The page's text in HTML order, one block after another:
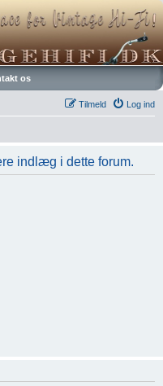
os
Log ind
Tilmeld
indlæg i dette forum.